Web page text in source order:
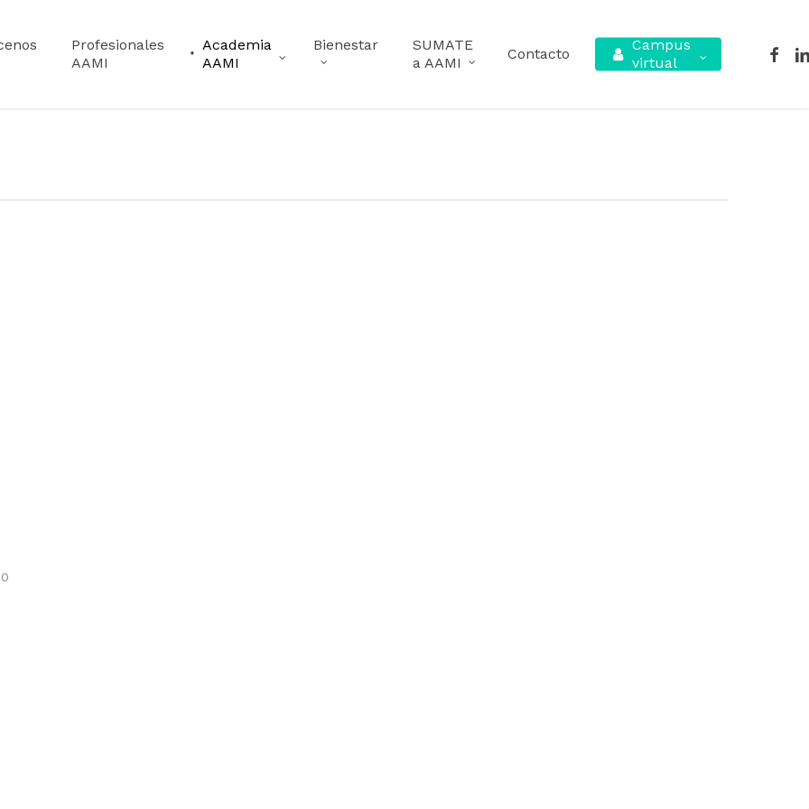
Profesionales
AAMI
Academia
AAMI
Bienestar
SUMATE
a AAMI
Contacto
Campus
virtual
0